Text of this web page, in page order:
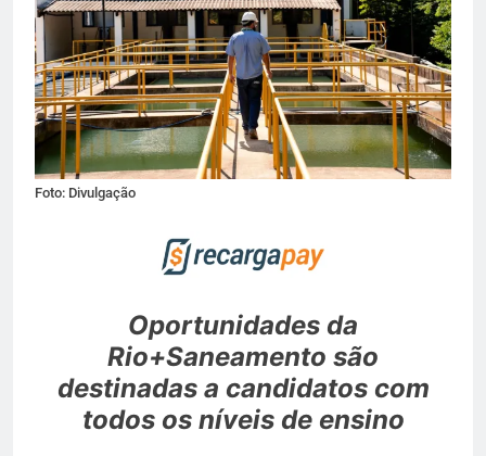
Foto: Divulgação
Oportunidades da
Rio+Saneamento são
destinadas a candidatos com
todos os níveis de ensino